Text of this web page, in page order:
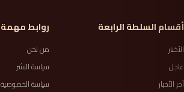
أقسام السلطة الرابعة
الأخبار
عاجل
آخر الأخبار
روابط مهمة
من نحن
سياسة النشر
سياسة الخصوصية